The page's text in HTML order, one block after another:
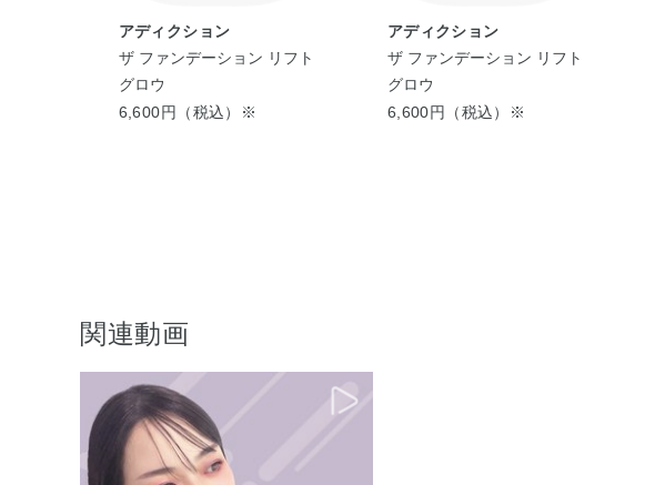
アディクション
ザ ファンデーション リフト
グロウ
6,600円（税込）※
アディクション
ザ ファンデーション リフト
グロウ
6,600円（税込）※
関連動画